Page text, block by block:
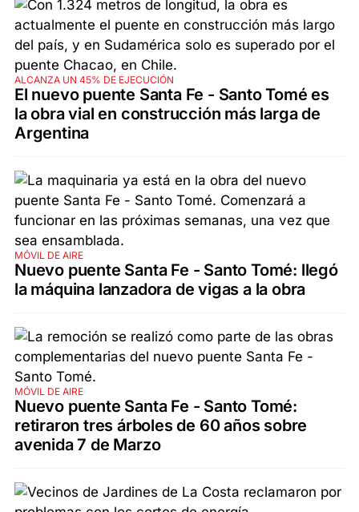
ALCANZA UN 45% DE EJECUCIÓN
El nuevo puente Santa Fe - Santo Tomé es
la obra vial en construcción más larga de
Argentina
MÓVIL DE AIRE
Nuevo puente Santa Fe - Santo Tomé: llegó
la máquina lanzadora de vigas a la obra
MÓVIL DE AIRE
Nuevo puente Santa Fe - Santo Tomé:
retiraron tres árboles de 60 años sobre
avenida 7 de Marzo